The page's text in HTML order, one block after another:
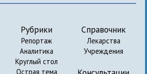
Рубрики
Репортаж
Аналитика
Круглый стол
Острая тема
Справочник
Лекарства
Учреждения